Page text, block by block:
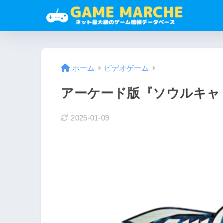
ホーム ビデオゲーム
アーケード版『ソウルキ
2025-01-09